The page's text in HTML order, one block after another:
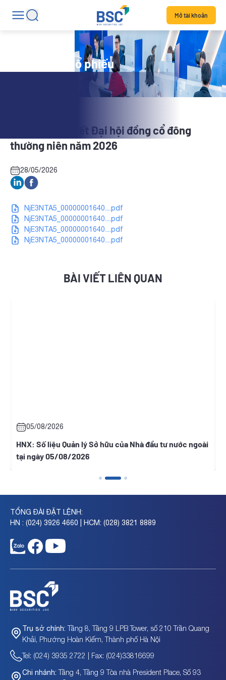
Mở tài khoản
Tin tức mã cổ phiếu
HSV: Nghị quyết Đại hội đồng cổ đông
thường niên năm 2026
28/05/2026
NjE3NTA5_00000001640....pdf
NjE3NTA5_00000001640....pdf
NjE3NTA5_00000001640....pdf
NjE3NTA5_00000001640....pdf
BÀI VIẾT LIÊN QUAN
05/08/2026
HNX: Số liệu Quản lý Sở hữu của Nhà đầu tư nước ngoài
tại ngày 05/08/2026
TỔNG ĐÀI ĐẶT LỆNH:
HN : (024) 3926 4660 | HCM: (028) 3821 8889
Trụ sở chính: Tầng 8, Tầng 9 LPB Tower, số 210 Trần Quang
Khải, Phường Hoàn Kiếm, Thành phố Hà Nội
Tel: (024) 3935 2722 | Fax: (024)33816699
Chi nhánh: Tầng 4, Tầng 9 Tòa nhà President Place, Số 93